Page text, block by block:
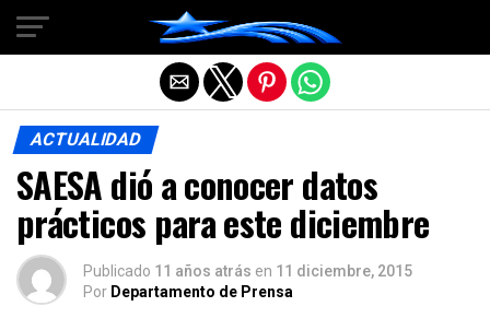
ACTUALIDAD
SAESA dió a conocer datos
prácticos para este diciembre
Publicado 11 años atrás en 11 diciembre, 2015
Por Departamento de Prensa
Salir de la versión móvil